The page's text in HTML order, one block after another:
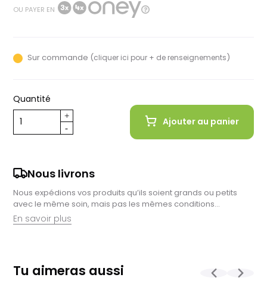
OU PAYER EN
Sur commande (cliquer ici pour + de renseignements)
Quantité
Ajouter au panier
Nous livrons
Nous expédions vos produits qu’ils soient grands ou petits
avec le même soin, mais pas les mêmes conditions…
En savoir plus
achats à domicile, mais il est encore plus gratifiant de vous
accueillir en magasin. Commandez en ligne et récupérez vos
Tu aimeras aussi